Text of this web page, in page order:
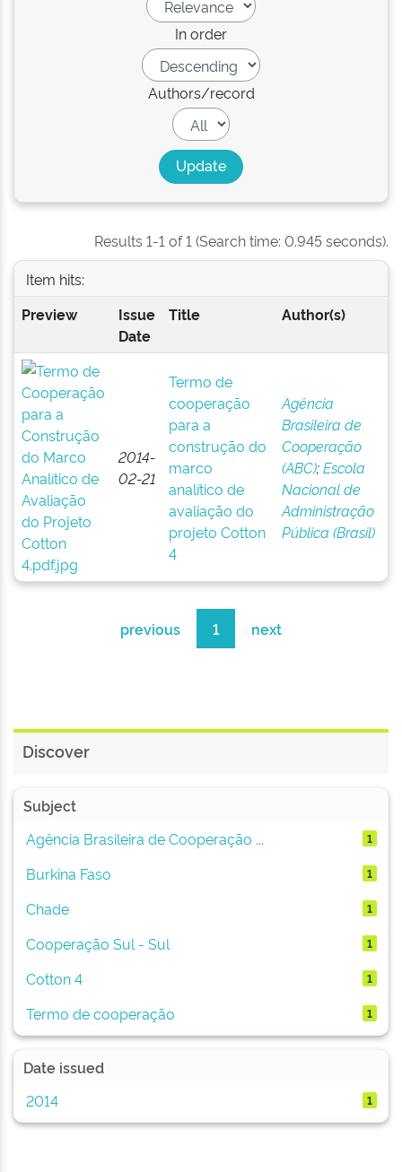
In order
Authors/record
Results 1-1 of 1 (Search time: 0.945 seconds).
Item hits:
Preview
Issue
Date
Title Author(s)
2014-
02-21
Termo de
cooperação
para a
construção do
marco
analítico de
avaliação do
projeto Cotton
4
Agência
Brasileira de
Cooperação
(ABC);Escola
Nacional de
Administração
Pública (Brasil)
previous 1 next
Discover
Subject
Agência Brasileira de Cooperação ...
1
Burkina Faso 1
Chade 1
Cooperação Sul - Sul 1
Cotton 4 1
Termo de cooperação 1
Date issued
2014
1